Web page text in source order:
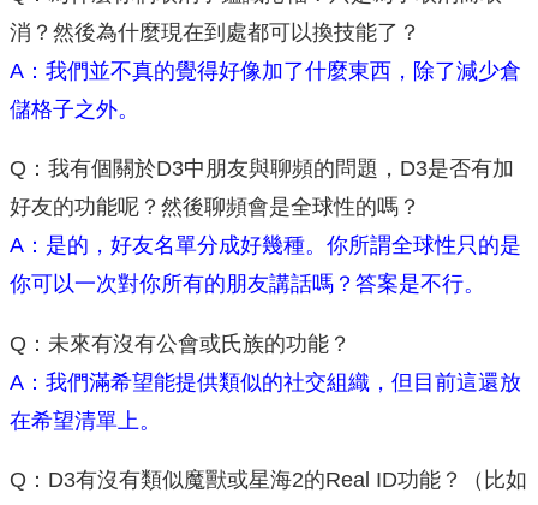
消？然後為什麼現在到處都可以換技能了？
A：我們並不真的覺得好像加了什麼東西，除了減少倉
儲格子之外。
Q：我有個關於D3中朋友與聊頻的問題，D3是否有加
好友的功能呢？然後聊頻會是全球性的嗎？
A：是的，好友名單分成好幾種。你所謂全球性只的是
你可以一次對你所有的朋友講話嗎？答案是不行。
Q：未來有沒有公會或氏族的功能？
A：我們滿希望能提供類似的社交組織，但目前這還放
在希望清單上。
Q：D3有沒有類似魔獸或星海2的Real ID功能？（比如